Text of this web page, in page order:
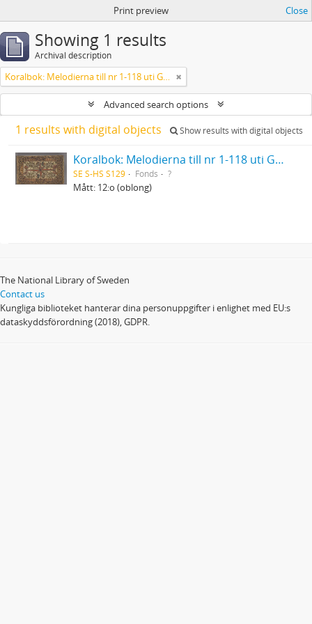
Print preview Close
Showing 1 results
Archival description
Koralbok: Melodierna till nr 1-118 uti Gamla Psalmboken, enstämmigt satta
Advanced search options
1 results with digital objects Show results with digital objects
Koralbok: Melodierna till nr 1-118 uti Gamla Psalmboken, enstämmigt satta
SE S-HS S129 Fonds ?
Mått: 12:o (oblong)
The National Library of Sweden
Contact us
Kungliga biblioteket hanterar dina personuppgifter i enlighet med EU:s
dataskyddsförordning (2018), GDPR.